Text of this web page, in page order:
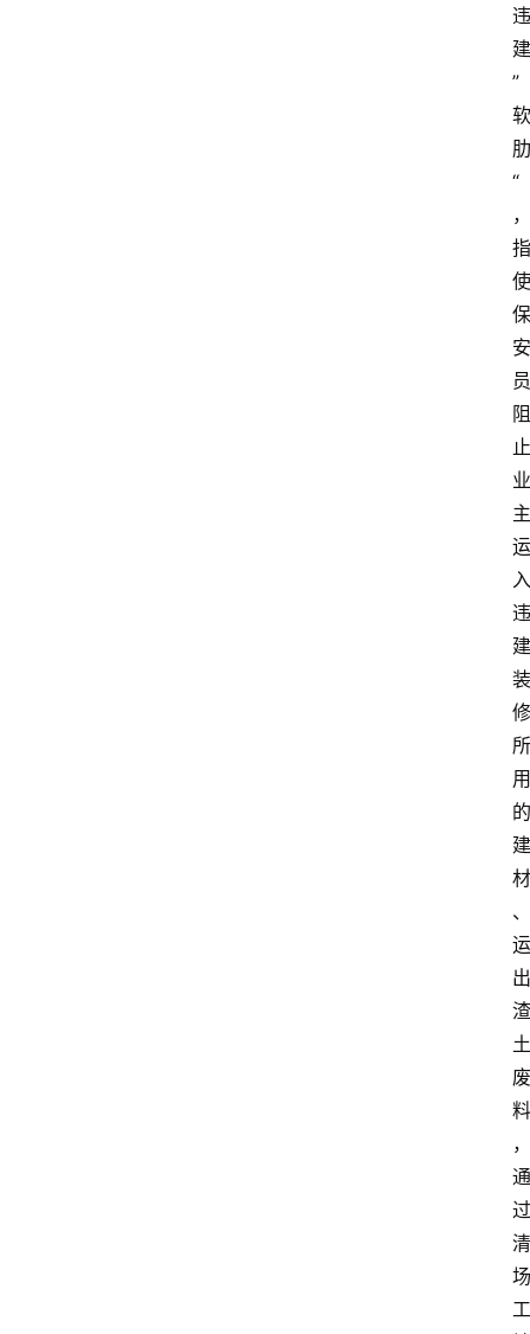
违
建
”
软
肋
“
，
指
使
保
安
员
阻
止
业
主
运
入
违
建
装
修
所
用
的
建
材
、
运
出
渣
土
废
料
，
通
过
清
场
工